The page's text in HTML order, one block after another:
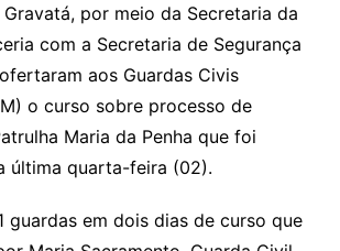
por meio da Secretaria da
com a Secretaria de Segurança
aos Guardas Civis
o curso sobre processo de
Maria da Penha que foi
última quarta-feira (02).
guardas em dois dias de curso que